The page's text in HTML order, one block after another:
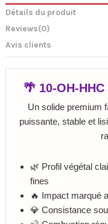
Détails du produit
Reviews(0)
Avis clients
🌴 10-OH-
Un solide premium
puissante, stable et
🌿 Profil végétal
fines
🔥 Impact marqué
💎 Consistance